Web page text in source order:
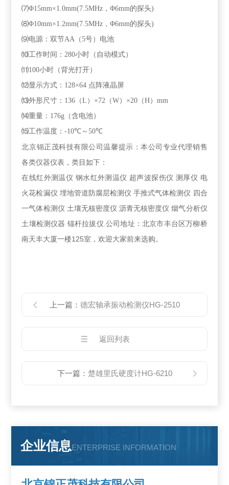
⑺Φ15mm×1.0mm(7.5MHz ，Φ6mm的探头)
⑻Φ10mm×1.2mm(7.5MHz ，Φ6mm的探头)
⑼电源：双节AA （5号）电池
⑽工作时间：280小时（自动模式）
⑾100小时（背光打开）
⑿显示方式： 128×64 点阵液晶屏
⒀外形尺寸： 136 （L ）×72 （W）×20 （H）mm
⒁重量： 176g （含电池）
⒂工作温度：-10℃～50℃
北京锦正茂科技有限公司温馨提示：本公司专业代理销售
各类仪器仪表，类目如下：
在线红外测温仪 钢水红外测温仪 超声波探伤仪 测厚仪 电
火花检漏仪 埋地管道防腐层检测仪 手推式气体检测仪 四合
一气体检测仪 土壤无核密度仪 沥青无核密度仪 烟气分析仪
土壤检测仪器 锚杆拉拔仪.公司地址：北京市丰台区万柳桥
南天丰大厦一楼125室，欢迎大家前来选购。
上一篇： 德宏轴承振动检测仪HG-2510
返回列表
下一篇： 楚雄里氏硬度计HG-6210
企业信息ENTERPRISE INFORMATION